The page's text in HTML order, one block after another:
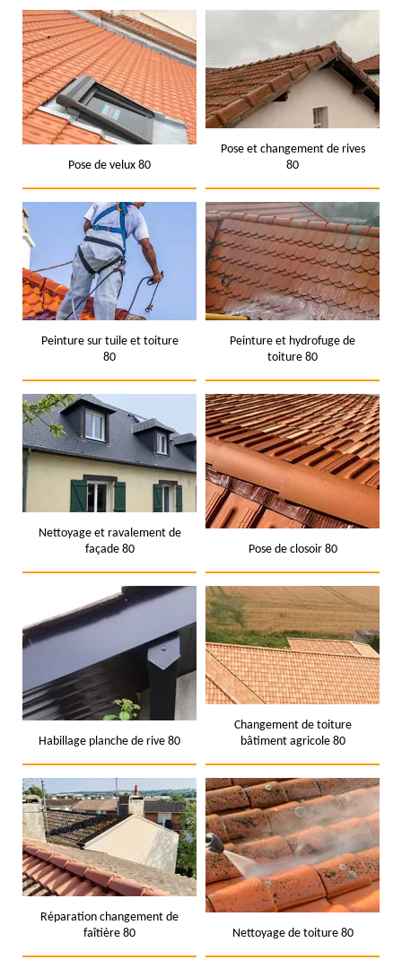
Pose de velux 80
Pose et changement de rives
80
Peinture sur tuile et toiture
80
Peinture et hydrofuge de
toiture 80
Nettoyage et ravalement de
façade 80
Pose de closoir 80
Habillage planche de rive 80
Changement de toiture
bâtiment agricole 80
Réparation changement de
faîtière 80
Nettoyage de toiture 80